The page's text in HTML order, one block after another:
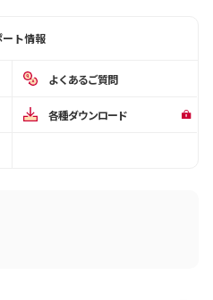
サポートサイトの使い方
ト情報
よくあるご質問
各種ダウンロード